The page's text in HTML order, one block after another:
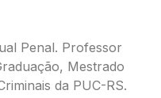
Penal. Professor
Mestrado
da PUC-RS.